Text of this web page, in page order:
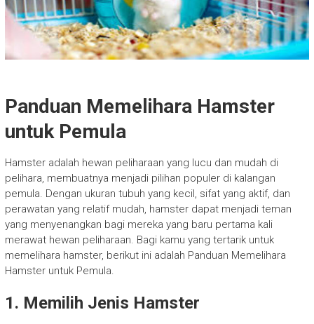
Panduan Memelihara Hamster
untuk Pemula
Hamster adalah hewan peliharaan yang lucu dan mudah di
pelihara, membuatnya menjadi pilihan populer di kalangan
pemula. Dengan ukuran tubuh yang kecil, sifat yang aktif, dan
perawatan yang relatif mudah, hamster dapat menjadi teman
yang menyenangkan bagi mereka yang baru pertama kali
merawat hewan peliharaan. Bagi kamu yang tertarik untuk
memelihara hamster, berikut ini adalah Panduan Memelihara
Hamster untuk Pemula.
1. Memilih Jenis Hamster